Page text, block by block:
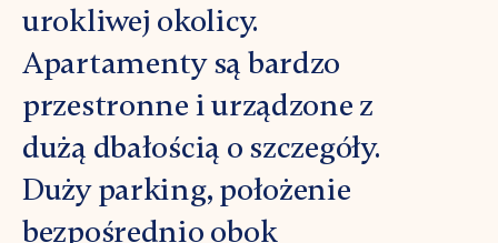
urokliwej okolicy.
Apartamenty są bardzo
przestronne i urządzone z
dużą dbałością o szczegóły.
Duży parking, położenie
bezpośrednio obok